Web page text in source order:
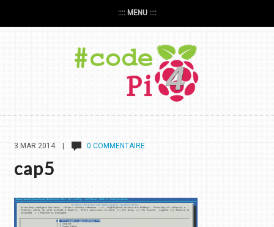
:::: MENU ::::
3 MAR 2014 | 0 COMMENTAIRE
cap5